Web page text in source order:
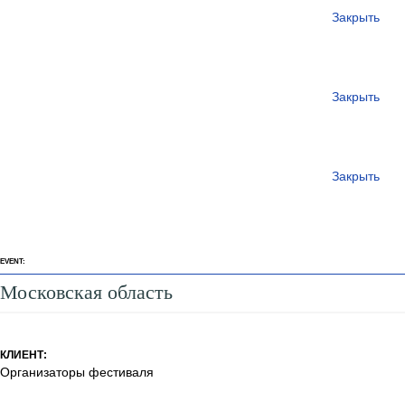
Закрыть
Закрыть
Закрыть
EVENT:
Московская область
КЛИЕНТ:
Организаторы фестиваля